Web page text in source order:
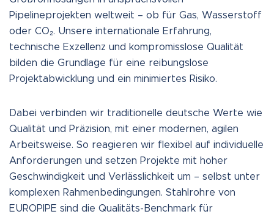
Pipelineprojekten weltweit – ob für Gas, Wasserstoff
oder CO₂. Unsere internationale Erfahrung,
technische Exzellenz und kompromisslose Qualität
bilden die Grundlage für eine reibungslose
Projektabwicklung und ein minimiertes Risiko.
Dabei verbinden wir traditionelle deutsche Werte wie
Qualität und Präzision, mit einer modernen, agilen
Arbeitsweise. So reagieren wir flexibel auf individuelle
Anforderungen und setzen Projekte mit hoher
Geschwindigkeit und Verlässlichkeit um – selbst unter
komplexen Rahmenbedingungen. Stahlrohre von
EUROPIPE sind die Qualitäts-Benchmark für